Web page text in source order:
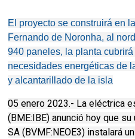
El proyecto se construirá en
Fernando de Noronha, al
940 paneles, la planta
necesidades energéticas de
y alcantarillado de la isla
05 enero 2023.- La eléctrica
(BME:IBE) anunció hoy que
SA (BVMF:NEOE3) instalará